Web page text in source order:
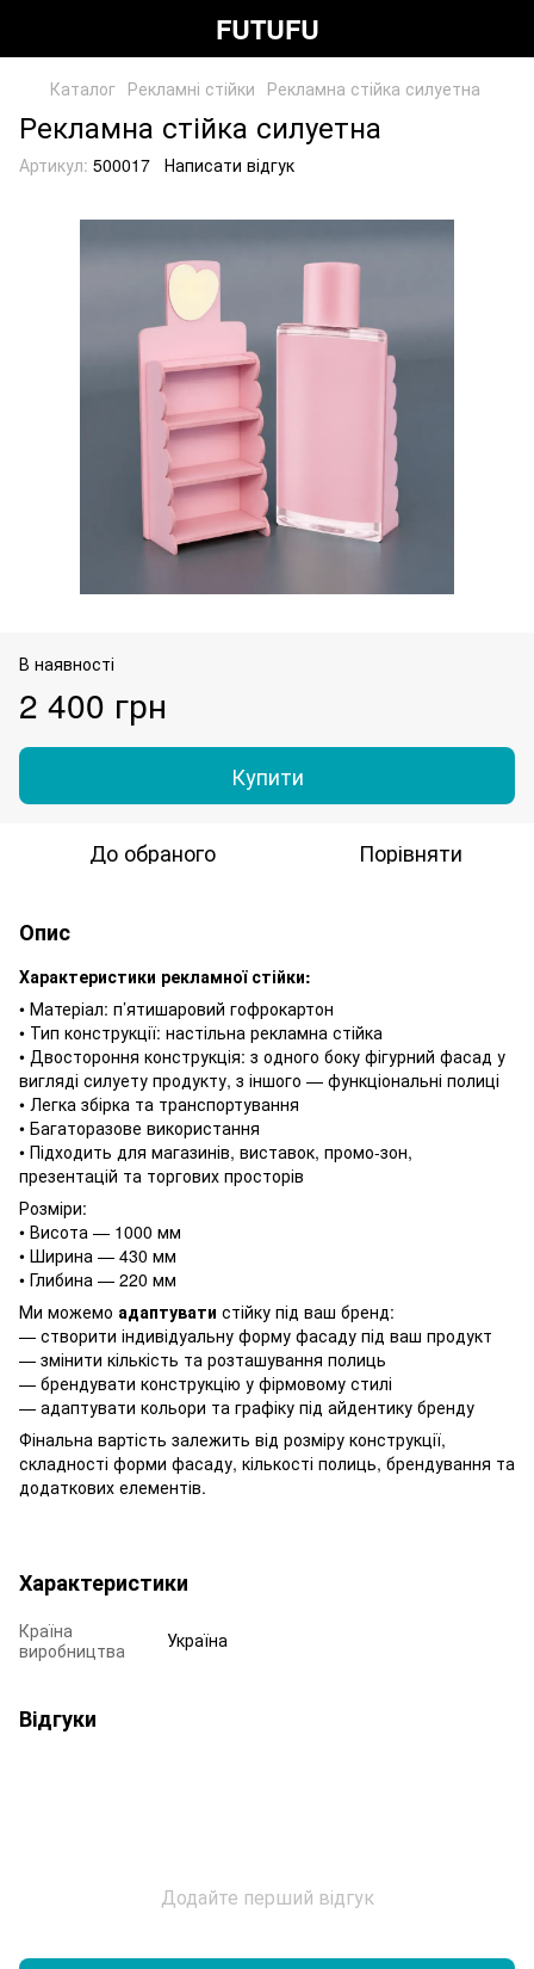
FUTUFU
Каталог Рекламні стійки Рекламна стійка силуетна
Рекламна стійка силуетна
Артикул: 500017 Написати відгук
В наявності
2 400 грн
Купити
До обраного Порівняти
Опис
Характеристики рекламної стійки:
• Матеріал: п’ятишаровий гофрокартон
• Тип конструкції: настільна рекламна стійка
• Двостороння конструкція: з одного боку фігурний фасад у
вигляді силуету продукту, з іншого — функціональні полиці
• Легка збірка та транспортування
• Багаторазове використання
• Підходить для магазинів, виставок, промо-зон,
презентацій та торгових просторів
Розміри:
• Висота — 1000 мм
• Ширина — 430 мм
• Глибина — 220 мм
Ми можемо адаптувати стійку під ваш бренд:
— створити індивідуальну форму фасаду під ваш продукт
— змінити кількість та розташування полиць
— брендувати конструкцію у фірмовому стилі
— адаптувати кольори та графіку під айдентику бренду
Фінальна вартість залежить від розміру конструкції,
складності форми фасаду, кількості полиць, брендування та
додаткових елементів.
Характеристики
Країна
виробництва
Україна
Відгуки
Додайте перший відгук